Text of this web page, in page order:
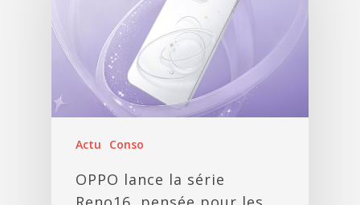
Actu Conso
OPPO lance la série